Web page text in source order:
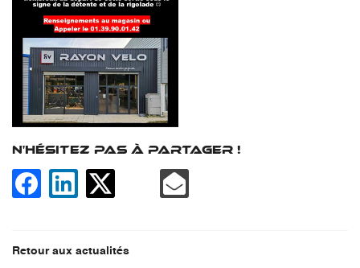
INSCRIPTION
N'HÉSITEZ PAS À PARTAGER !
Retour aux actualités